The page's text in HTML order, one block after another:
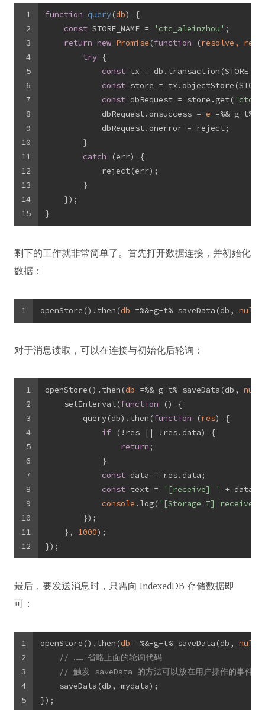
1
2
3
4
5
6
7
8
9
10
11
12
13
14
15
function query(db)
{
const STORE_NAME = 'ctc_aleinzhou' ;
return new Promise (function (resolve,
try {
const tx =
const store =
const dbRequest = store.get(
            dbRequest.onsuccess =
e =%&-g-t%
            dbRequest.onerror = reject;
        }
catch (err) {
            reject(err);
        }
    });
}
剩下的工作就非常简单了。首先打开数据连接，并初始化
数据：
1 openStore().then(db =%&-g-t% saveData(db, null
对于消息读取，可以在连接与初始化后轮询：
1
2
3
4
5
6
7
8
9
10
11
12
openStore().then(db =%&-g-t% saveData(db, null
    setInterval(
function ()
{
        query(db).then(
function (res)
{
if (!res || !res.data) {
return ;
            }
const data = res.data;
const text = '[receive] '
+
console .log( '[Storage I] receive
        });
    },
1000);
});
最后，要发送消息时，只需向 IndexedDB 存储数据即
可：
1
2
3
4
5
openStore().then(db =%&-g-t% saveData(db, null
// …… 省略上面的轮询代码
// 触发 saveData 的方法可以放在用户操作的事件监
    saveData(db, mydata);
});